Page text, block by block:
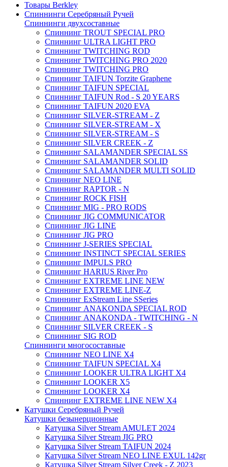
Товары Berkley
Спиннинги Серебряный Ручей
Спиннинги двухсоставные
Спиннинг TROUT SPECIAL PRO
Спиннинг ULTRA LIGHT PRO
Спиннинг TWITCHING ROD
Спиннинг TWITCHING PRO 2020
Спиннинг TWITCHING PRO
Спиннинг TAIFUN Torzite Graphene
Спиннинг TAIFUN SPECIAL
Спиннинг TAIFUN Rod - S 20 YEARS
Спиннинг TAIFUN 2020 EVA
Спиннинг SILVER-STREAM - Z
Спиннинг SILVER-STREAM - X
Спиннинг SILVER-STREAM - S
Спиннинг SILVER CREEK - Z
Спиннинг SALAMANDER SPECIAL SS
Спиннинг SALAMANDER SOLID
Спиннинг SALAMANDER MULTI SOLID
Спиннинг NEO LINE
Спиннинг RAPTOR - N
Спиннинг ROCK FISH
Спиннинг MIG - PRO RODS
Спиннинг JIG COMMUNICATOR
Спиннинг JIG LINE
Спиннинг JIG PRO
Спиннинг J-SERIES SPECIAL
Спиннинг INSTINCT SPECIAL SERIES
Спиннинг IMPULS PRO
Спиннинг HARIUS River Pro
Спиннинг EXTREME LINE NEW
Спиннинг EXTREME LINE-Z
Спиннинг ExStream Line SSeries
Спиннинг ANAKONDA SPECIAL ROD
Спиннинг ANAKONDA - TWITCHING - N
Спиннинг SILVER CREEK - S
Спиннинг SIG ROD
Спиннинги многосоставные
Спиннинг NEO LINE X4
Спиннинг TAIFUN SPECIAL X4
Спиннинг LOOKER ULTRA LIGHT X4
Спиннинг LOOKER X5
Спиннинг LOOKER X4
Спиннинг EXTREME LINE NEW X4
Катушки Серебряный Ручей
Катушки безынерционные
Катушка Silver Stream AMULET 2024
Катушка Silver Stream JIG PRO
Катушка Silver Stream TAIFUN 2024
Катушка Silver Stream NEO LINE EXUL 142gr
Катушка Silver Stream Silver Creek - Z 2023